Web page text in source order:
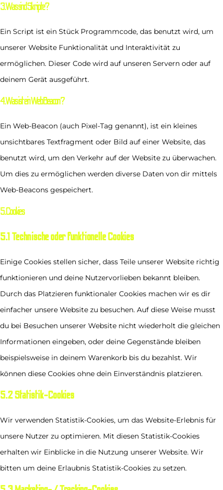
3. Was sind Skripte?
Ein Script ist ein Stück Programmcode, das benutzt wird, um
unserer Website Funktionalität und Interaktivität zu
ermöglichen. Dieser Code wird auf unseren Servern oder auf
deinem Gerät ausgeführt.
4. Was ist ein Web Beacon?
Ein Web-Beacon (auch Pixel-Tag genannt), ist ein kleines
unsichtbares Textfragment oder Bild auf einer Website, das
benutzt wird, um den Verkehr auf der Website zu überwachen.
Um dies zu ermöglichen werden diverse Daten von dir mittels
Web-Beacons gespeichert.
5. Cookies
5.1 Technische oder funktionelle Cookies
Einige Cookies stellen sicher, dass Teile unserer Website richtig
funktionieren und deine Nutzervorlieben bekannt bleiben.
Durch das Platzieren funktionaler Cookies machen wir es dir
einfacher unsere Website zu besuchen. Auf diese Weise musst
du bei Besuchen unserer Website nicht wiederholt die gleichen
Informationen eingeben, oder deine Gegenstände bleiben
beispielsweise in deinem Warenkorb bis du bezahlst. Wir
können diese Cookies ohne dein Einverständnis platzieren.
5.2 Statistik-Cookies
Wir verwenden Statistik-Cookies, um das Website-Erlebnis für
unsere Nutzer zu optimieren. Mit diesen Statistik-Cookies
erhalten wir Einblicke in die Nutzung unserer Website. Wir
bitten um deine Erlaubnis Statistik-Cookies zu setzen.